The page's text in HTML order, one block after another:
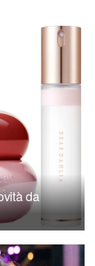
da